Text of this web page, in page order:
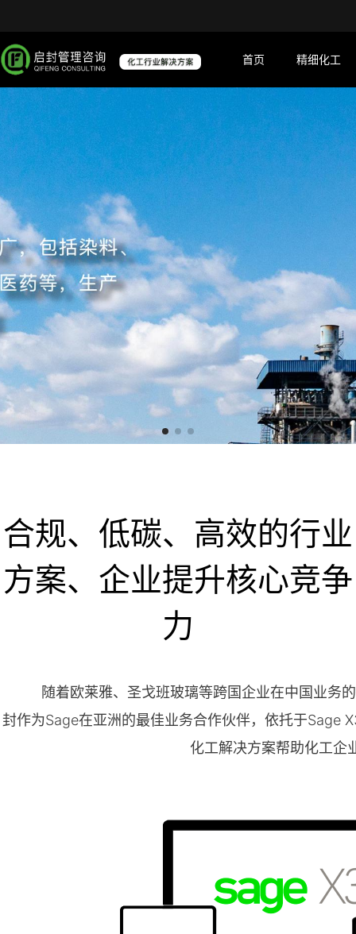
首页 精细化工
合规、低碳、高效的行业
方案、企业提升核心竞争
力
随着欧莱雅、圣戈班玻璃等跨国企业在中国业务
封作为Sage在亚洲的最佳业务合作伙伴，依托于Sage
化工解决方案帮助化工企